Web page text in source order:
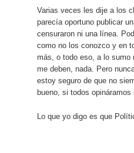
Varias veces les dije a los
parecía oportuno publicar
censuraron ni una línea.
como no los conozco y en
más, o todo eso, a lo sumo
me deben, nada. Pero
estoy seguro de que no
bueno, si todos
Lo que yo digo es que